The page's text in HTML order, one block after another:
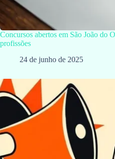
Concursos abertos em São João do
profissões
24 de junho de 2025